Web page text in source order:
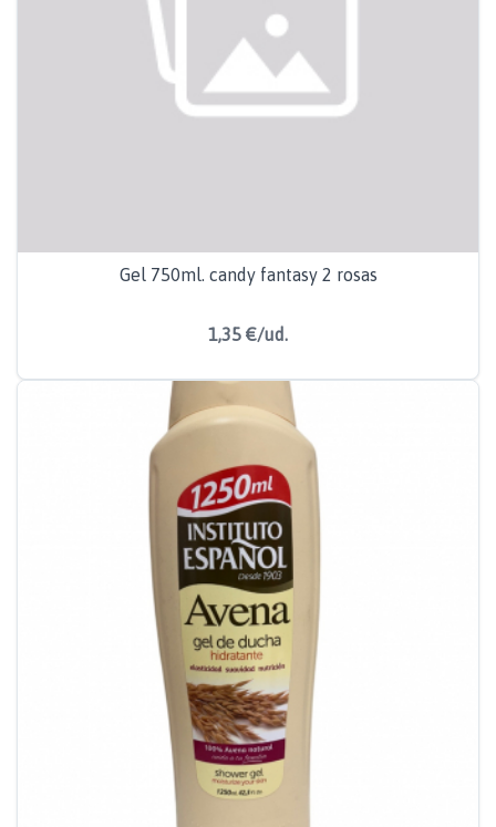
Gel 750ml. candy fantasy 2 rosas
1,35 €/ud.